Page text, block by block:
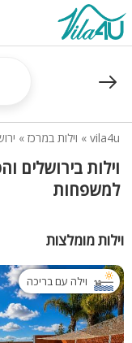
vila4u
» וילות במרכז »
וילות בירושלים
למשפחות
וילות מומלצות
וילה עם בריכה